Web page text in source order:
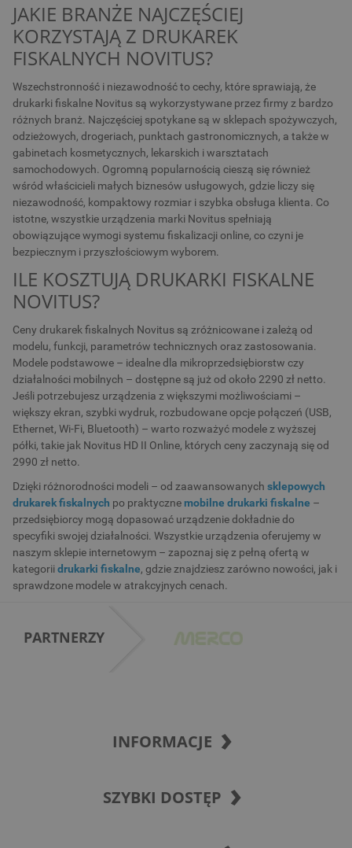
JAKIE BRANŻE NAJCZĘŚCIEJ
KORZYSTAJĄ Z DRUKAREK
FISKALNYCH NOVITUS?
Wszechstronność i niezawodność to cechy, które sprawiają, że
drukarki fiskalne Novitus są wykorzystywane przez firmy z bardzo
różnych branż. Najczęściej spotykane są w sklepach spożywczych,
odzieżowych, drogeriach, punktach gastronomicznych, a także w
gabinetach kosmetycznych, lekarskich i warsztatach
samochodowych. Ogromną popularnością cieszą się również
wśród właścicieli małych biznesów usługowych, gdzie liczy się
niezawodność, kompaktowy rozmiar i szybka obsługa klienta. Co
istotne, wszystkie urządzenia marki Novitus spełniają
obowiązujące wymogi systemu fiskalizacji online, co czyni je
bezpiecznym i przyszłościowym wyborem.
ILE KOSZTUJĄ DRUKARKI FISKALNE
NOVITUS?
Ceny drukarek fiskalnych Novitus są zróżnicowane i zależą od
modelu, funkcji, parametrów technicznych oraz zastosowania.
Modele podstawowe – idealne dla mikroprzedsiębiorstw czy
działalności mobilnych – dostępne są już od około 2290 zł netto.
Jeśli potrzebujesz urządzenia z większymi możliwościami –
większy ekran, szybki wydruk, rozbudowane opcje połączeń (USB,
Ethernet, Wi-Fi, Bluetooth) – warto rozważyć modele z wyższej
półki, takie jak Novitus HD II Online, których ceny zaczynają się od
2990 zł netto.
Dzięki różnorodności modeli – od zaawansowanychsklepowych
drukarek fiskalnych po praktycznemobilne drukarki fiskalne –
przedsiębiorcy mogą dopasować urządzenie dokładnie do
specyfiki swojej działalności. Wszystkie urządzenia oferujemy w
naszym sklepie internetowym – zapoznaj się z pełną ofertą w
kategoriidrukarki fiskalne, gdzie znajdziesz zarówno nowości, jak i
sprawdzone modele w atrakcyjnych cenach.
PARTNERZY
INFORMACJE
SZYBKI DOSTĘP